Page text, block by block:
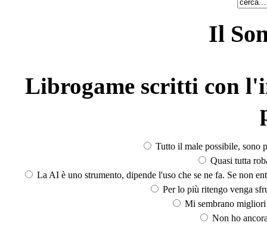
Il
Librogame scritti con
Tutto il male possibile, sono
Quasi tutta
La AI è uno strumento, dipende l'uso che se ne fa. Se non
Per lo più ritengo venga
Mi sembrano
Non ho